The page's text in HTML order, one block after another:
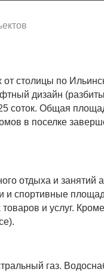
столицы по
дизайн
Общая
в поселке
отдыха и
и спортивные
и услуг.
газ.